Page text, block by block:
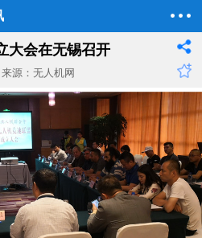
大会在无锡召开
来源：无人机网